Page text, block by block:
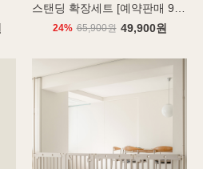
24% 65,900원 49,900원